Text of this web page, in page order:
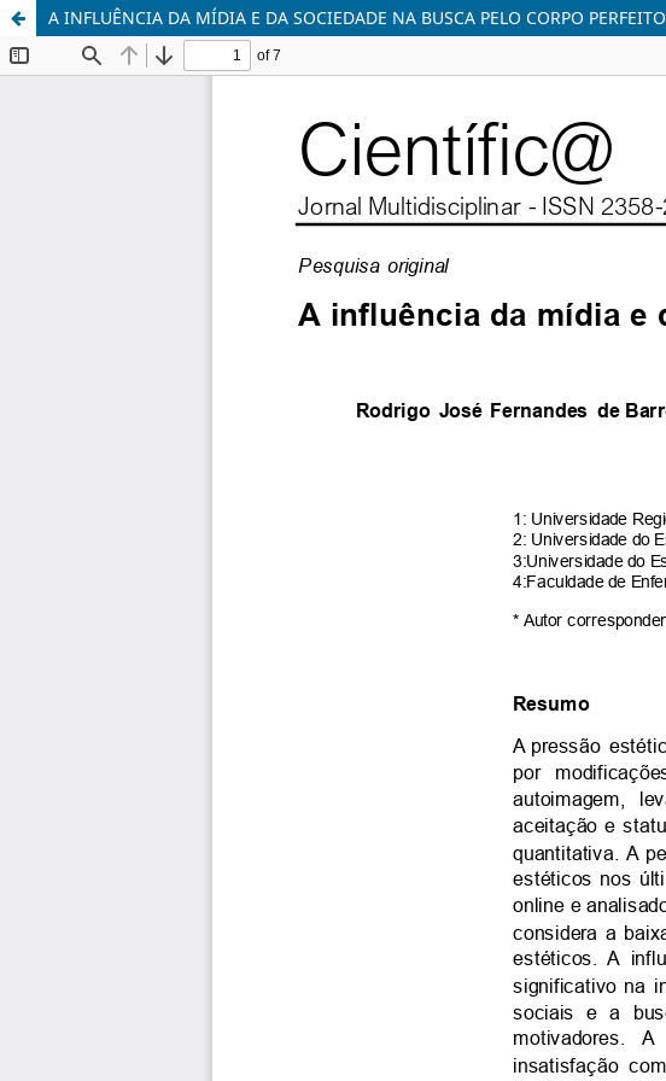
A INFLUÊNCIA DA MÍDIA E DA SOCIEDADE NA BUSCA PELO CORPO PERFEITO